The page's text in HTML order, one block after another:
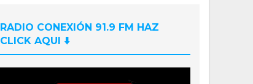
RADIO CONEXIÓN 91.9 FM HAZ
CLICK AQUI ⬇️